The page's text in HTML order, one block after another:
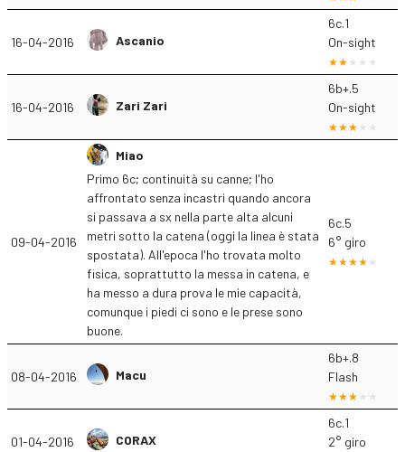
16-04-2016 Ascanio
6c.1
On-sight
16-04-2016 Zari Zari
6b+.5
On-sight
09-04-2016
Miao
Primo 6c; continuità su canne; l'ho
affrontato senza incastri quando ancora
si passava a sx nella parte alta alcuni
metri sotto la catena (oggi la linea è stata
spostata). All'epoca l'ho trovata molto
fisica, soprattutto la messa in catena, e
ha messo a dura prova le mie capacità,
comunque i piedi ci sono e le prese sono
buone.
6c.5
6° giro
08-04-2016 Macu
6b+.8
Flash
01-04-2016 CORAX
6c.1
2° giro